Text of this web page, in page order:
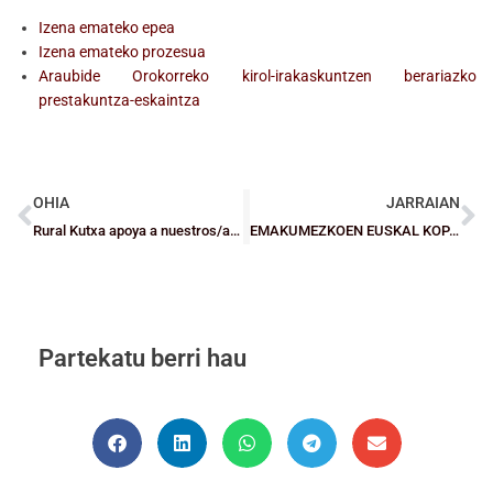
Izena emateko epea
Izena emateko prozesua
Araubide Orokorreko kirol-irakaskuntzen berariazko
prestakuntza-eskaintza
OHIA
Rural Kutxa apoya a nuestros/as jugadores/as, entrenadores/as y árbitras/os con ayudas de 50 euros
JARRAIAN
EMAKUMEZKOEN EUSKAL KOPA: Lointek Gernika Bizkaia, txapeldun!
Partekatu berri hau